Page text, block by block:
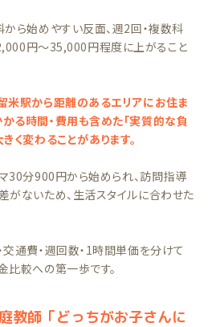
ら始めやすい反面、週2回・複数科
円〜35,000円程度に上がること
米駅から距離のあるエリアにお住ま
る時間・費用も含めた「実質的な負
く変わることがあります。
30分900円から始められ、訪問指導
がないため、生活スタイルに合わせた
交通費・週回数・1時間単価を分けて
比較への第一歩です。
教師「どっちがお子さんに